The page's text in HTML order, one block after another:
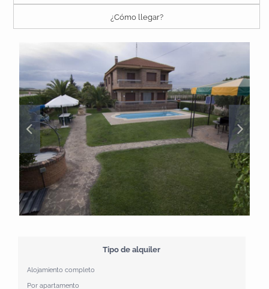
¿Cómo llegar?
Tipo de alquiler
Alojamiento completo
Por apartamento